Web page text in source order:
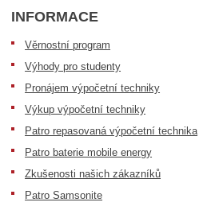
INFORMACE
Věrnostní program
Výhody pro studenty
Pronájem výpočetní techniky
Výkup výpočetní techniky
Patro repasovaná výpočetní technika
Patro baterie mobile energy
Zkušenosti našich zákazníků
Patro Samsonite